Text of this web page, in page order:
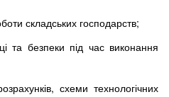
складських господарств;
та безпеки під час виконання
схеми технологічних